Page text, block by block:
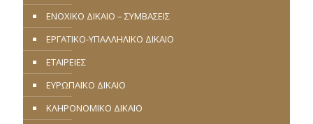
ΕΝΟΧΙΚΟ ΔΙΚΑΙΟ – ΣΥΜΒΑΣΕΙΣ
ΕΡΓΑΤΙΚΟ-ΥΠΑΛΛΗΛΙΚΟ ΔΙΚΑΙΟ
ΕΤΑΙΡΕΙΕΣ
ΕΥΡΩΠΑΪΚΟ ΔΙΚΑΙΟ
ΚΛΗΡΟΝΟΜΙΚΟ ΔΙΚΑΙΟ